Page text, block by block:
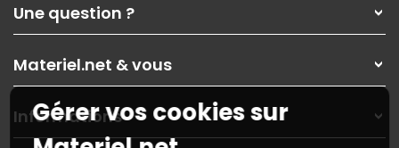
Nos services
Les magasins Materiel.net
Nos solutions pour les pros
Contactez-nous
Une question ?
Paiement, livraison
Garanties,Pack Zen
SAV, demander un retour
Informations
Materiel.net & vous
On répare votre PC portable
On rachète votre carte graphique
PC sur mesure : Votre RDV personnalisé
Informations
Gérer vos cookies sur